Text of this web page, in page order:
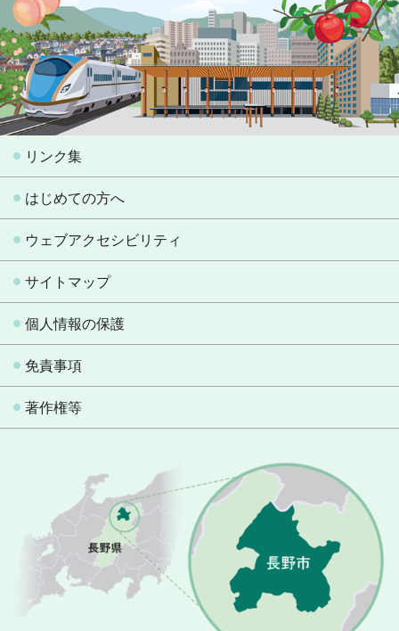
リンク集
はじめての方へ
ウェブアクセシビリティ
サイトマップ
個人情報の保護
免責事項
著作権等